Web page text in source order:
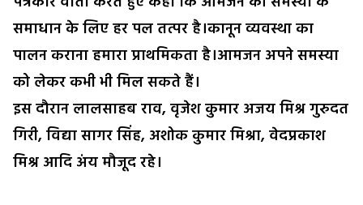
समाधान के लिए हर पल तत्पर है।कानून व्यवस्था का
पालन कराना हमारा प्राथमिकता है।आमजन अपने समस्या
को लेकर कभी भी मिल सकते हैं।
इस दौरान लालसाहब राव, वृजेश कुमार अजय मिश्र गुरुदत
गिरी, विद्या सागर सिंह, अशोक कुमार मिश्रा, वेदप्रकाश
मिश्र आदि अंय मौजूद रहे।